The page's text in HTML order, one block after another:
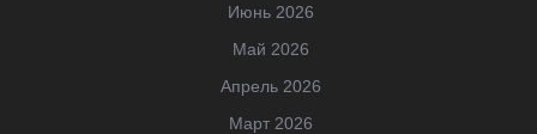
Июнь 2026
Май 2026
Апрель 2026
Март 2026